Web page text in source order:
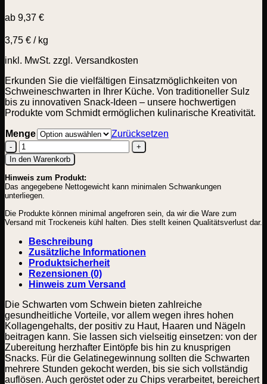
ab 9,37 €
3,75 € / kg
inkl. MwSt. zzgl. Versandkosten
Erkunden Sie die vielfältigen Einsatzmöglichkeiten von
Schweineschwarten in Ihrer Küche. Von traditioneller Sulz
bis zu innovativen Snack-Ideen – unsere hochwertigen
Produkte vom Schmidt ermöglichen kulinarische Kreativität.
Menge Zurücksetzen
Schweineschwarten
vom
Rücken
Menge
In den Warenkorb
Hinweis zum Produkt:
Das angegebene Nettogewicht kann minimalen Schwankungen
unterliegen.
Die Produkte können minimal angefroren sein, da wir die Ware zum
Versand mit Trockeneis kühl halten. Dies stellt keinen Qualitätsverlust dar.
Beschreibung
Zusätzliche Informationen
Produktsicherheit
Rezensionen (0)
Hinweis zum Versand
Die Schwarten vom Schwein bieten zahlreiche
gesundheitliche Vorteile, vor allem wegen ihres hohen
Kollagengehalts, der positiv zu Haut, Haaren und Nägeln
beitragen kann. Sie lassen sich vielseitig einsetzen: von der
Zubereitung herzhafter Eintöpfe bis hin zu knusprigen
Snacks. Für die Gelatinegewinnung sollten die Schwarten
mehrere Stunden gekocht werden, bis sie sich vollständig
auflösen. Auch geröstet oder zu Chips verarbeitet, bereichert